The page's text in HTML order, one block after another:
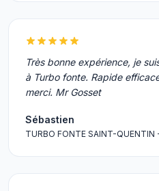
Très bonne expérience, je
à Turbo fonte. Rapide
merci. Mr Gosset
Sébastien
TURBO FONTE SAINT-